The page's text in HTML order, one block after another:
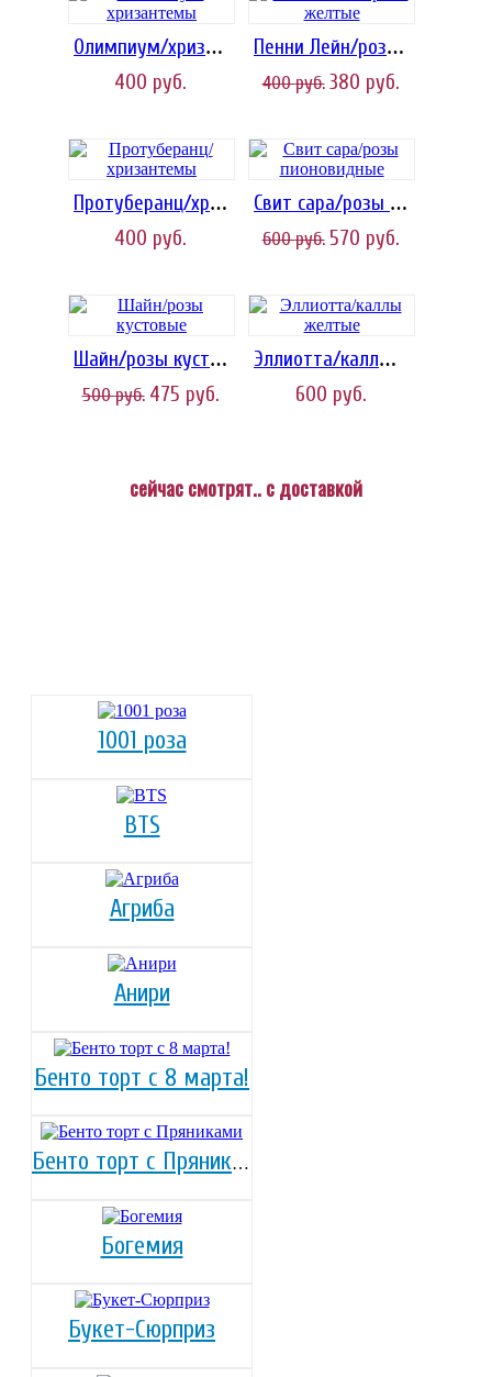
Олимпиум/хризантемы
400 руб.
Пенни Лейн/розы желтые
400руб. 380 руб.
Протуберанц/хризантемы
400 руб.
Свит сара/розы пионовидные
600руб. 570 руб.
Шайн/розы кустовые
500руб. 475 руб.
Эллиотта/каллы желтые
600 руб.
сейчас смотрят.. с доставкой
1001 роза
BTS
Агриба
Анири
Бенто торт с 8 марта!
Бенто торт с Пряниками
Богемия
Букет-Сюрприз